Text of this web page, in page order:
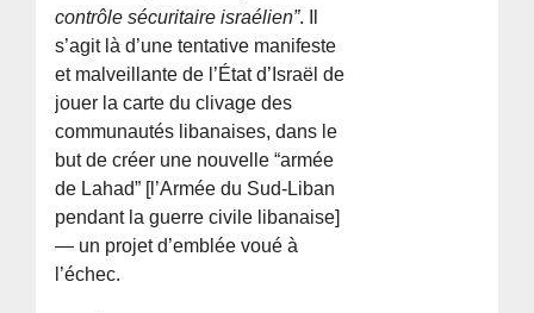
contrôle sécuritaire israélien”. Il
s’agit là d’une tentative manifeste
et malveillante de l’État d’Israël de
jouer la carte du clivage des
communautés libanaises, dans le
but de créer une nouvelle “armée
de Lahad” [l’Armée du Sud-Liban
pendant la guerre civile libanaise]
— un projet d’emblée voué à
l’échec.